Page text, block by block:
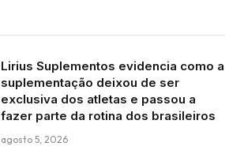
Lirius Suplementos evidencia como a
suplementação deixou de ser
exclusiva dos atletas e passou a
fazer parte da rotina dos brasileiros
agosto 5, 2026